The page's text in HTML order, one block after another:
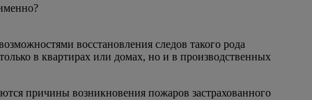
восстановления следов такого рода
в квартирах или домах, но и в производственных
причины возникновения пожаров застрахованного